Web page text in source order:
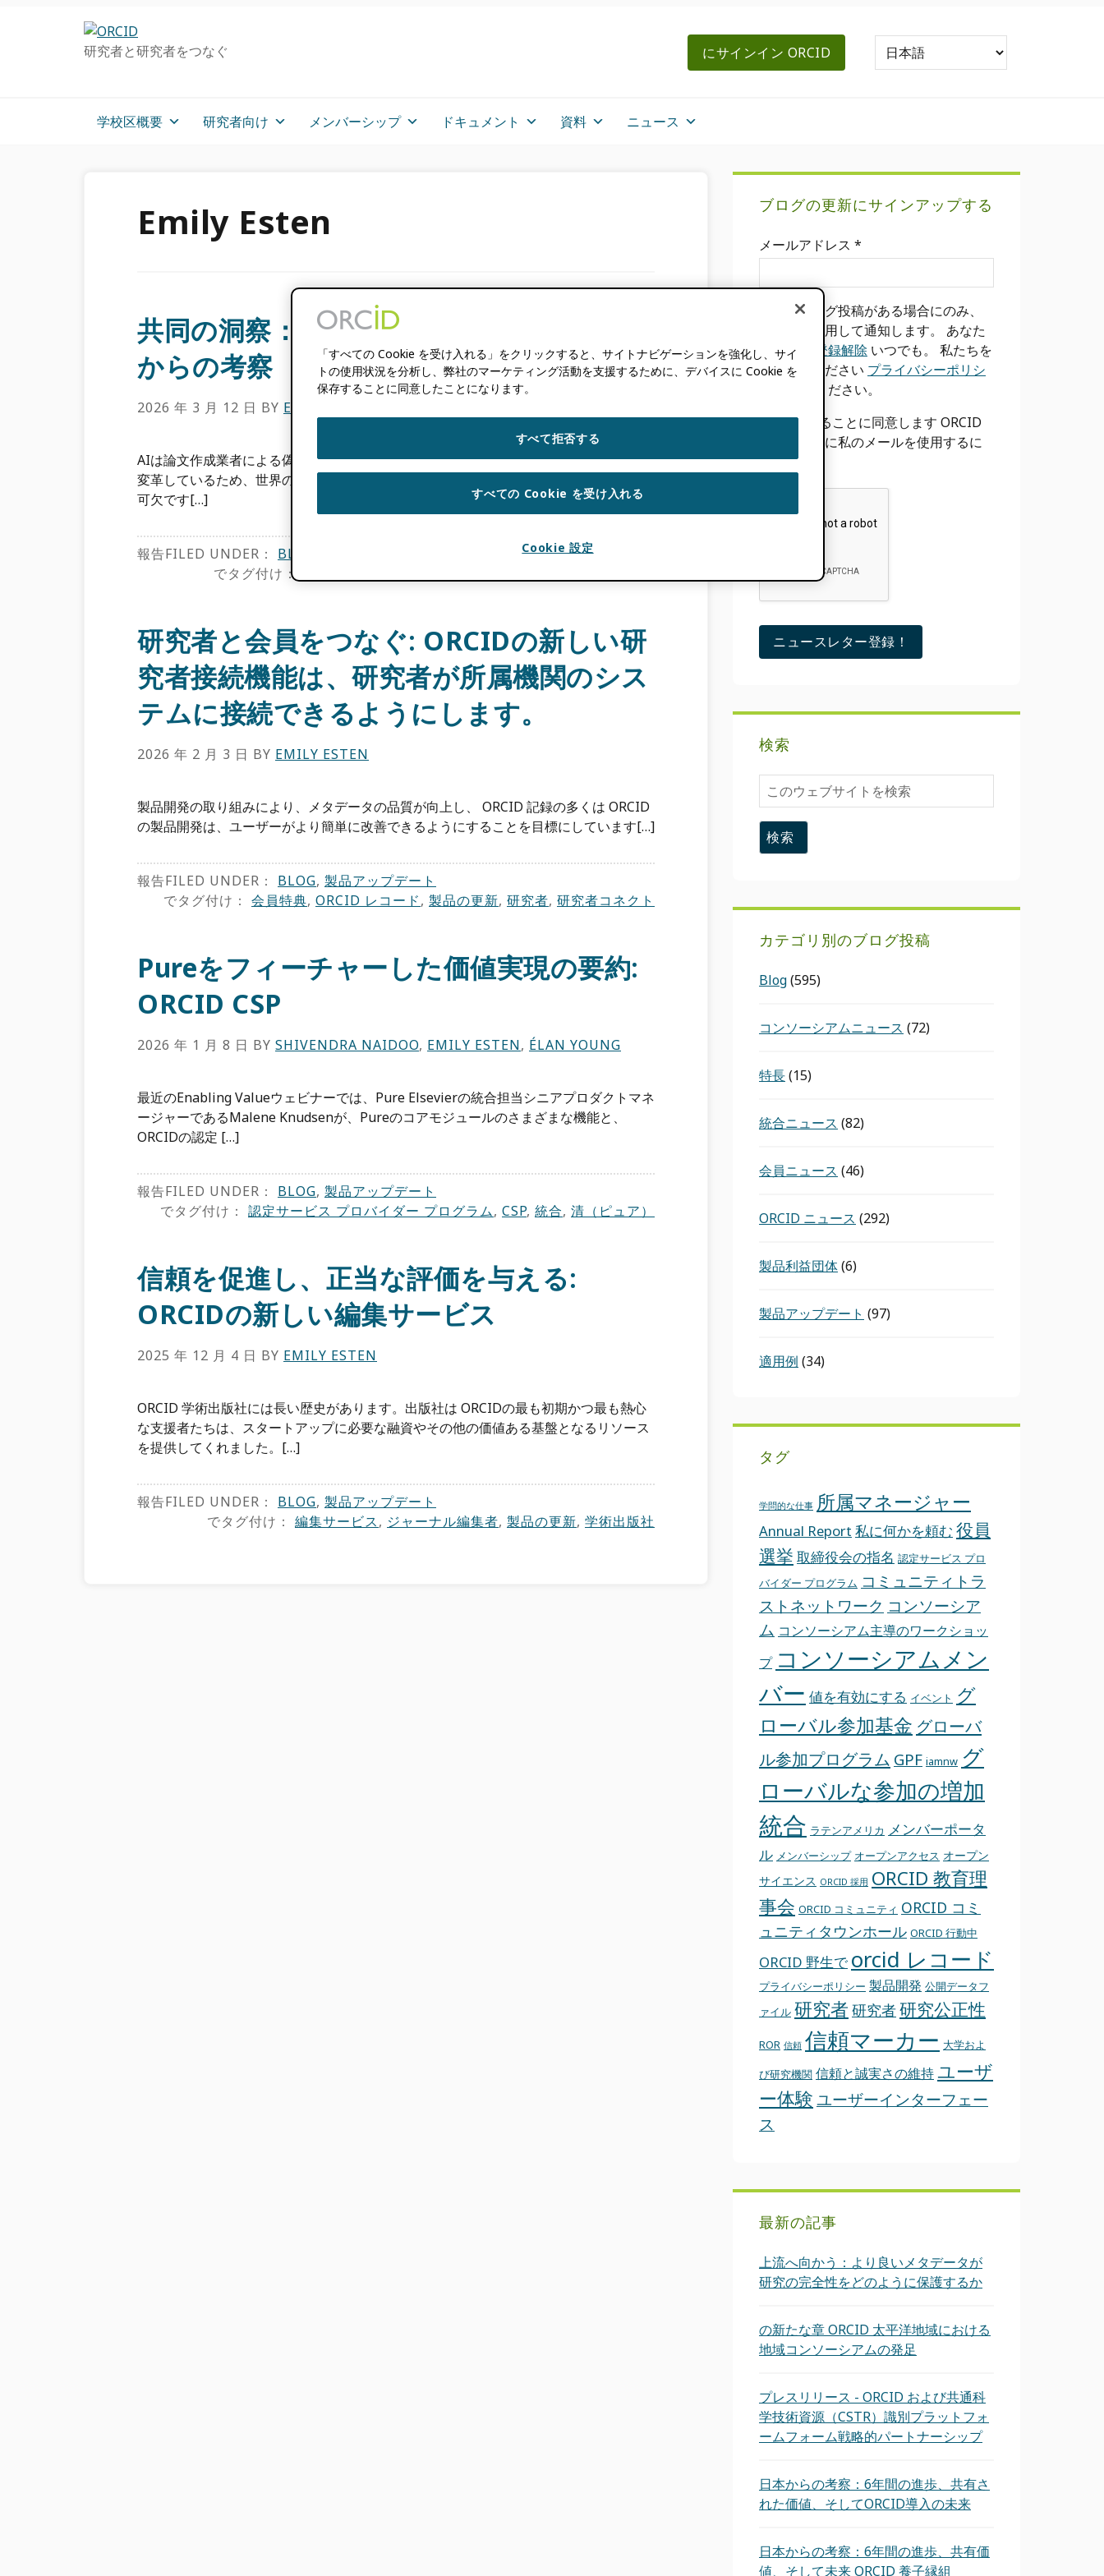
研究者と研究者をつなぐ にサインイン ORCID
学校区概要 研究者向け メンバーシップ ドキュメント 資料 ニュース
Emily Esten
共同の洞察：NISO Plus Baltimore 2026
からの考察
2026 年 3 月 12 日 BY EMILY ESTEN
AIは論文作成業者による偽造研究の拡大を可能にし、学術コミュニケーションを急速に
変革しているため、世界の研究エコシステムの関係者がAIを活用し、貢献することが不
可欠です[…]
報告FILED UNDER： BLOG
でタグ付け：
研究者と会員をつなぐ: ORCIDの新しい研
究者接続機能は、研究者が所属機関のシス
テムに接続できるようにします。
2026 年 2 月 3 日 BY EMILY ESTEN
製品開発の取り組みにより、メタデータの品質が向上し、 ORCID 記録の多くは ORCID
の製品開発は、ユーザーがより簡単に改善できるようにすることを目標にしています[…]
報告FILED UNDER： BLOG, 製品アップデート
でタグ付け： 会員特典, ORCID レコード, 製品の更新, 研究者, 研究者コネクト
Pureをフィーチャーした価値実現の要約:
ORCID CSP
2026 年 1 月 8 日 BY SHIVENDRA NAIDOO, EMILY ESTEN, ÉLAN YOUNG
最近のEnabling Valueウェビナーでは、Pure Elsevierの統合担当シニアプロダクトマネ
ージャーであるMalene Knudsenが、Pureのコアモジュールのさまざまな機能と、
ORCIDの認定 […]
報告FILED UNDER： BLOG, 製品アップデート
でタグ付け： 認定サービス プロバイダー プログラム, CSP, 統合, 清（ピュア）
信頼を促進し、正当な評価を与える:
ORCIDの新しい編集サービス
2025 年 12 月 4 日 BY EMILY ESTEN
ORCID 学術出版社には長い歴史があります。出版社は ORCIDの最も初期かつ最も熱心
な支援者たちは、スタートアップに必要な融資やその他の価値ある基盤となるリソース
を提供してくれました。[…]
報告FILED UNDER： BLOG, 製品アップデート
でタグ付け： 編集サービス, ジャーナル編集者, 製品の更新, 学術出版社
イ
マ
サ
バ
ー
ブログの更新にサインアップする
メールアドレス *
新しいブログ投稿がある場合にのみ、
メールを使用して通知します。 あなた
はできる
登録解除 いつでも。 私たちを
参照してください プライバシーポリシ
をご覧ください。
許可することに同意します ORCID
上記のように私のメールを使用するに
は
検索
こ
の
ウ
ェ
を
索
カテゴリ別のブログ投稿
Blog(595)
コンソーシアムニュース (72)
特長(15)
統合ニュース (82)
会員ニュース (46)
ORCID ニュース (292)
製品利益団体(6)
製品アップデート (97)
適用例 (34)
タグ
学問的な仕事 所属マネージャー
Annual Report 私に何かを頼む 役員
選挙 取締役会の指名 認定サービス プロ
バイダー プログラム コミュニティトラ
ストネットワーク コンソーシア
ム コンソーシアム主導のワークショッ
プ コンソーシアムメン
バー 値を有効にする イベント グ
ローバル参加基金 グローバ
ル参加プログラム GPF iamnw グ
ローバルな参加の増加
統合 ラテンアメリカ メンバーポータ
ル メンバーシップ オープンアクセス オープン
サイエンス ORCID 採用 ORCID 教育理
事会 ORCID コミュニティ ORCID コミ
ュニティタウンホール ORCID 行動中
ORCID 野生で orcid レコード
プライバシーポリシー 製品開発 公開データフ
ァイル 研究者 研究者研究公正性
ROR 信頼 信頼マーカー 大学およ
び研究機関 信頼と誠実さの維持ユーザ
ー体験ユーザーインターフェー
ス
最新の記事
上流へ向かう：より良いメタデータが
研究の完全性をどのように保護するか
の新たな章 ORCID 太平洋地域における
地域コンソーシアムの発足
プレスリリース - ORCID および共通科
学技術資源（CSTR）識別プラットフォ
ームフォーム戦略的パートナーシップ
日本からの考察：6年間の進歩、共有さ
れた価値、そしてORCID導入の未来
日本からの考察：6年間の進歩、共有価
値、そして未来 ORCID 養子縁組
「すべての Cookie を受け入れる」をクリックすると、サイトナビゲーションを強化し、サイ
トの使用状況を分析し、弊社のマーケティング活動を支援するために、デバイスに Cookie を
保存することに同意したことになります。
すべて拒否する
すべての Cookie を受け入れる
Cookie 設定